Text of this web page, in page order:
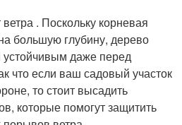
. Поскольку корневая
большую глубину, дерево
даже перед
что если ваш садовый участок
то стоит высадить
которые помогут защитить